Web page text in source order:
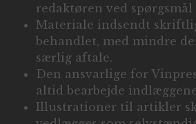
redaktøren ved
Materiale indsendt
behandlet, med mindre
særlig aftale.
Den ansvarlige for
altid bearbejde
Illustrationer til artikler